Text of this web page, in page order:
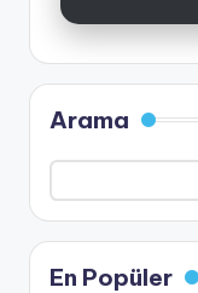
Arama
En Popüler